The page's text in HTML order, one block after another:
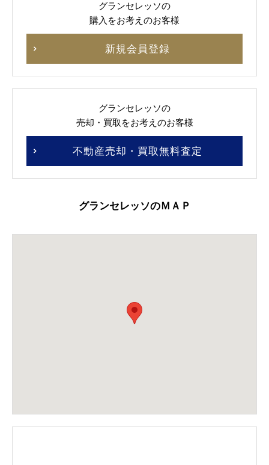
グランセレッソの
購入をお考えのお客様
新規会員登録
グランセレッソの
売却・買取をお考えのお客様
不動産売却・買取無料査定
グランセレッソのＭＡＰ